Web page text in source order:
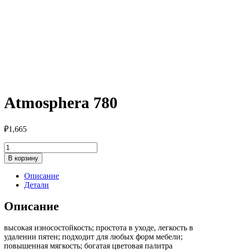
Atmosphera 780
₽1,665
Количество
товара
Atmosphera
В корзину
Описание
Детали
Описание
высокая износостойкость; простота в уходе, легкость в
удалении пятен; подходит для любых форм мебели;
повышенная мягкость; богатая цветовая палитра